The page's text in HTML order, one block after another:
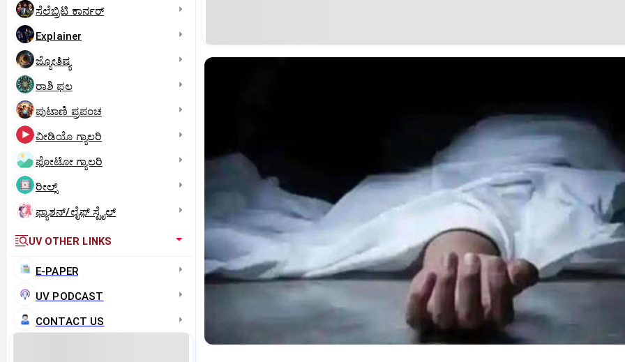
ಸೆಲೆಬ್ರಿಟಿ ಕಾರ್ನರ್‌
Explainer
ಜ್ಯೋತಿಷ್ಯ
ರಾಶಿ ಫಲ
ಪುಟಾಣಿ ಪ್ರಪಂಚ
ವೀಡಿಯೊ ಗ್ಯಾಲರಿ
ಫೋಟೋ ಗ್ಯಾಲರಿ
ರೀಲ್ಸ್
ಫ್ಯಾಶನ್/ಲೈಫ್‌ ಸ್ಟೈಲ್
UV OTHER LINKS
E-PAPER
UV PODCAST
CONTACT US